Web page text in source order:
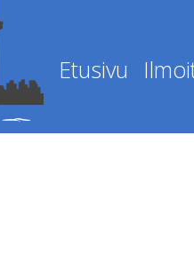
Etusivu